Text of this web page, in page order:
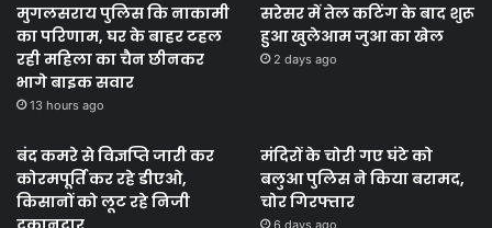
मुगलसराय पुलिस कि नाकामी
का परिणाम, घर के बाहर टहल
रही महिला का चैन छीनकर
भागे बाइक सवार
13 hours ago
सरेसर में तेल कटिंग के बाद शुरू
हुआ खुलेआम जुआ का खेल
2 days ago
बंद कमरे से विज्ञप्ति जारी कर
कोरमपूर्ति कर रहे डीएओ,
किसानों को लूट रहे निजी
मंदिरों के चोरी गए घंटे को
बलुआ पुलिस ने किया बरामद,
चोर गिरफ्तार
6 days ago